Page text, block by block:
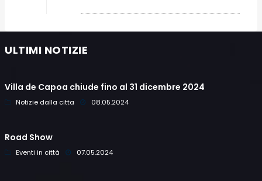
ULTIMI NOTIZIE
Villa de Capoa chiude fino al 31 dicembre 2024
Notizie dalla citta 08.05.2024
Road Show
Eventi in città 07.05.2024